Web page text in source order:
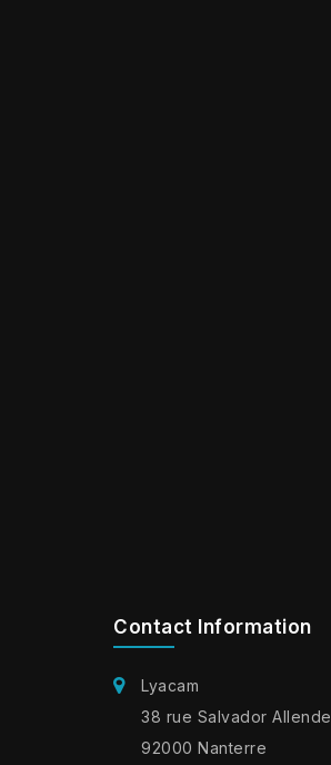
Contact Information
Lyacam
38 rue Salvador Allende
92000 Nanterre